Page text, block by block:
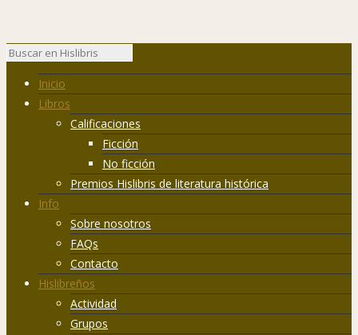
Inicio
Libros
Calificaciones
Ficción
No ficción
Premios Hislibris de literatura histórica
Info
Sobre nosotros
FAQs
Contacto
Hislibreños
Actividad
Grupos